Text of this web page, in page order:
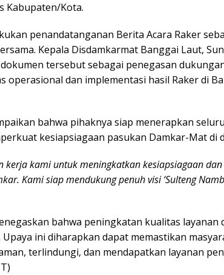
Kabupaten/Kota.
penandatanganan Berita Acara Raker
Kepala Disdamkarmat Banggai Laut,
tersebut sebagai penegasan
operasional dan implementasi hasil Raker di
bahwa pihaknya siap menerapkan
kesiapsiagaan pasukan Damkar-Mat di
kerja kami untuk meningkatkan kesiapsiagaan dan
Kami siap mendukung penuh visi ‘Sulteng
bahwa peningkatan kualitas layanan
ini diharapkan dapat memastikan
terlindungi, dan mendapatkan layanan